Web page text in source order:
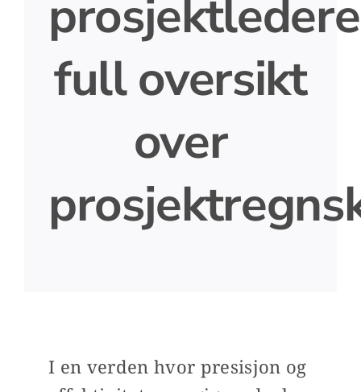
prosjektledere
full oversikt
over
I en verden hvor presisjon og